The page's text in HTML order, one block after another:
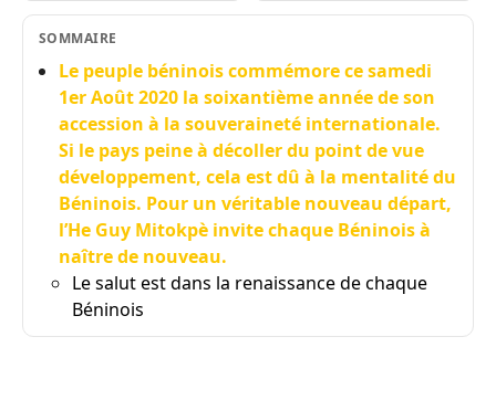
SOMMAIRE
Le peuple béninois commémore ce samedi
1er Août 2020 la soixantième année de son
accession à la souveraineté internationale.
Si le pays peine à décoller du point de vue
développement, cela est dû à la mentalité du
Béninois. Pour un véritable nouveau départ,
l’He Guy Mitokpè invite chaque Béninois à
naître de nouveau.
Le salut est dans la renaissance de chaque
Béninois